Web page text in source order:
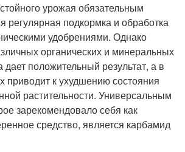
урожая обязательным
регулярная подкормка и обработка
удобрениями. Однако
органических и минеральных
дает положительный результат, а в
приводит к ухудшению состояния
растительности. Универсальным
зарекомендовало себя как
средство, является карбамид